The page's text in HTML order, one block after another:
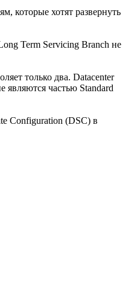
которые хотят развернуть
Term Servicing Branch не
только два. Datacenter
являются частью Standard
Configuration (DSC) в